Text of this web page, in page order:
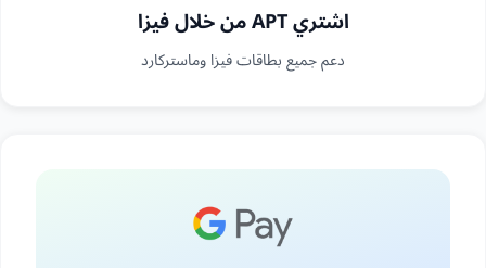
اشتري APT من خلال فيزا
دعم جميع بطاقات فيزا وماستركارد